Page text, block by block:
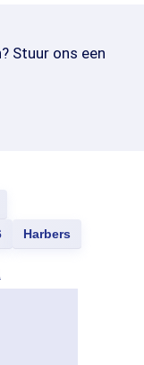
Stuur ons een
Harbers